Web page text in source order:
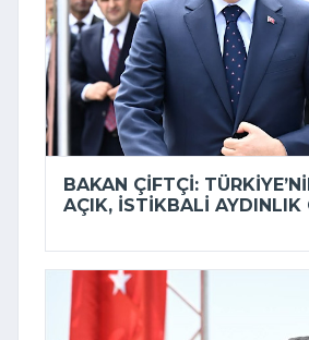
BAKAN ÇIFTÇI:
AÇIK, ISTIKBALI AYDINLIK